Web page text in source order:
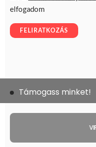
Támogass minket!